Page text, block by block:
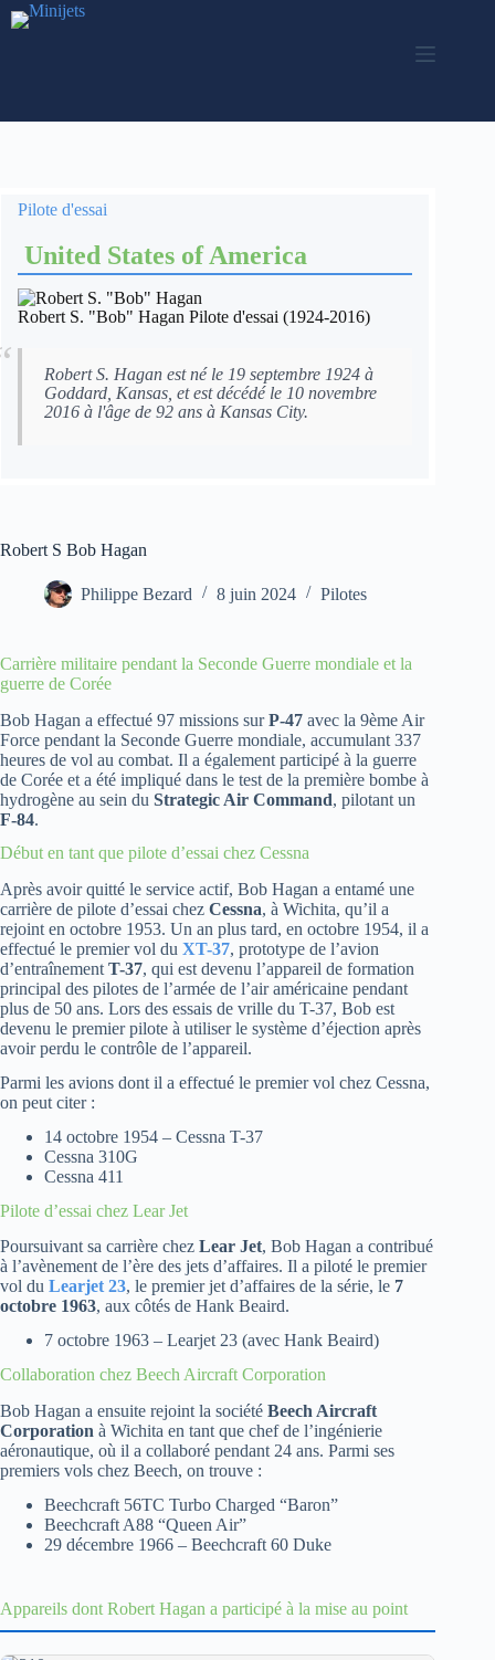
Passer
au
Robert S Bob Hagan
Philippe Bezard 8 juin 2024 Pilotes
Carrière militaire pendant la Seconde Guerre mondiale et la
guerre de Corée
Bob Hagan a effectué 97 missions surP-47 avec la 9ème Air
Force pendant la Seconde Guerre mondiale, accumulant 337
heures de vol au combat. Il a également participé à la guerre
de Corée et a été impliqué dans le test de la première bombe à
hydrogène au sein du Strategic Air Command, pilotant un
F-84.
Début en tant que pilote d’essai chez Cessna
Après avoir quitté le service actif, Bob Hagan a entamé une
carrière de pilote d’essai chez Cessna, à Wichita, qu’il a
rejoint en octobre 1953. Un an plus tard, en octobre 1954, il a
effectué le premier vol du XT-37, prototype de l’avion
d’entraînement T-37, qui est devenu l’appareil de formation
principal des pilotes de l’armée de l’air américaine pendant
plus de 50 ans. Lors des essais de vrille du T-37, Bob est
devenu le premier pilote à utiliser le système d’éjection après
avoir perdu le contrôle de l’appareil.
Parmi les avions dont il a effectué le premier vol chez Cessna,
on peut citer :
14 octobre 1954 – Cessna T-37
Cessna 310G
Cessna 411
Pilote d’essai chez Lear Jet
Poursuivant sa carrière chez Lear Jet, Bob Hagan a contribué
à l’avènement de l’ère des jets d’affaires. Il a piloté le premier
vol du Learjet 23, le premier jet d’affaires de la série, le 7
octobre 1963, aux côtés de Hank Beaird.
7 octobre 1963 – Learjet 23 (avec Hank Beaird)
Collaboration chez Beech Aircraft Corporation
Bob Hagan a ensuite rejoint la société Beech Aircraft
Corporation à Wichita en tant que chef de l’ingénierie
aéronautique, où il a collaboré pendant 24 ans. Parmi ses
premiers vols chez Beech, on trouve :
Beechcraft 56TC Turbo Charged “Baron”
Beechcraft A88 “Queen Air”
29 décembre 1966 – Beechcraft 60 Duke
Appareils dont Robert Hagan a participé à la mise au point
Pilote d'essai
United States of America
Robert S. "Bob" Hagan Pilote d'essai (1924-2016)
Robert S. Hagan est né le 19 septembre 1924 à
Goddard, Kansas, et est décédé le 10 novembre
2016 à l'âge de 92 ans à Kansas City.